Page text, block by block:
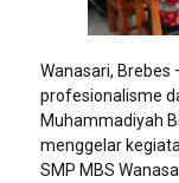
Wanasari,
profesionalisme
Muhammadiyah
menggelar
SMP MBS